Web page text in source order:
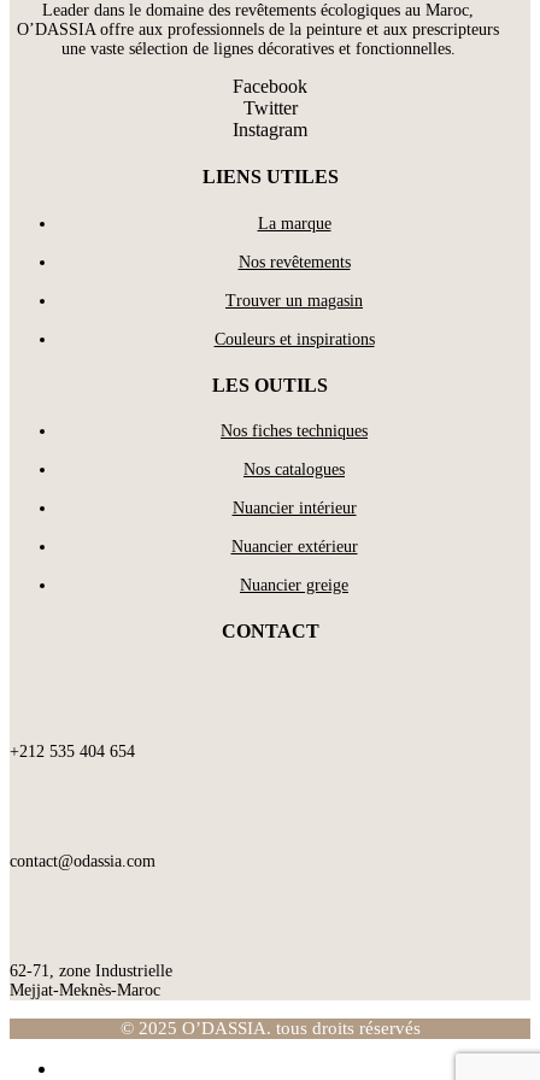
Leader dans le domaine des revêtements écologiques au Maroc,
O’DASSIA offre aux professionnels de la peinture et aux prescripteurs
une vaste sélection de lignes décoratives et fonctionnelles.
Facebook
Twitter
Instagram
LIENS UTILES
La marque
Nos revêtements
Trouver un magasin
Couleurs et inspirations
LES OUTILS
Nos fiches techniques
Nos catalogues
Nuancier intérieur
Nuancier extérieur
Nuancier greige
CONTACT
+212 535 404 654
contact@odassia.com
62-71, zone Industrielle
Mejjat-Meknès-Maroc
© 2025 O’DASSIA. tous droits réservés